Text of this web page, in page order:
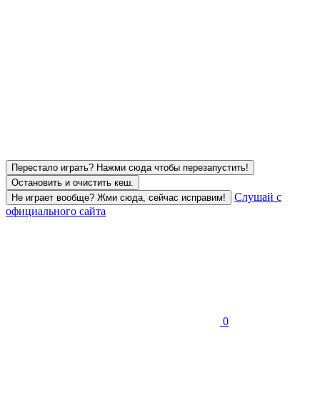
Перестало играть? Нажми сюда чтобы перезапустить!
Остановить и очистить кеш.
Не играет вообще? Жми сюда, сейчас исправим!
Слушай с
официального сайта
0